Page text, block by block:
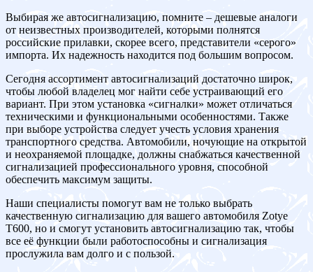
Выбирая же автосигнализацию, помните – дешевые аналоги
от неизвестных производителей, которыми полнятся
российские прилавки, скорее всего, представители «серого»
импорта. Их надежность находится под большим вопросом.
Сегодня ассортимент автосигнализаций достаточно широк,
чтобы любой владелец мог найти себе устраивающий его
вариант. При этом установка «сигналки» может отличаться
техническими и функциональными особенностями. Также
при выборе устройства следует учесть условия хранения
транспортного средства. Автомобили, ночующие на открытой
и неохраняемой площадке, должны снабжаться качественной
сигнализацией профессионального уровня, способной
обеспечить максимум защиты.
Наши специалисты помогут вам не только выбрать
качественную сигнализацию для вашего автомобиля Zotye
T600, но и смогут установить автосигнализацию так, чтобы
все её функции были работоспособны и сигнализация
прослужила вам долго и с пользой.